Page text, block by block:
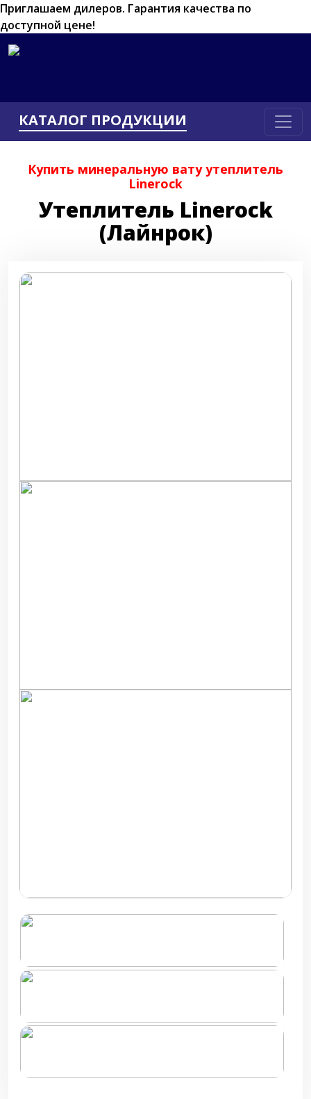
Приглашаем дилеров. Гарантия качества по
доступной цене!
КАТАЛОГ ПРОДУКЦИИ
Купить минеральную вату утеплитель
Linerock
Утеплитель Linerock
(Лайнрок)